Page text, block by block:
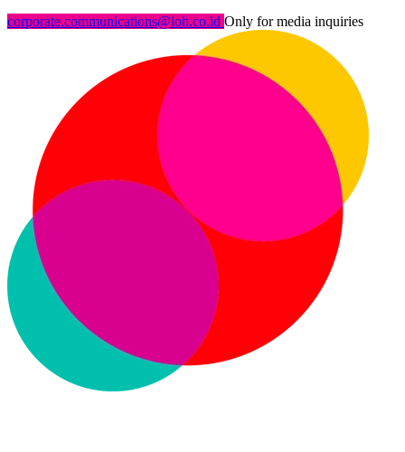
corporate.communications@ioh.co.id Only for media inquiries